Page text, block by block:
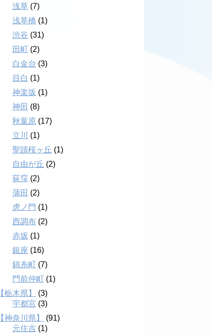
浅草 (7)
浅草橋 (1)
渋谷 (31)
田町 (2)
白金台 (3)
目白 (1)
神楽坂 (1)
神田 (8)
秋葉原 (17)
立川
(1)
聖蹟桜ヶ丘 (1)
自由が丘 (2)
荻窪 (2)
蒲田 (2)
虎ノ門 (1)
西調布 (2)
赤坂 (1)
銀座 (16)
錦糸町 (7)
門前仲町 (1)
【栃木県】
(3)
宇都宮 (3)
【神奈川県】
(91)
元住吉 (1)